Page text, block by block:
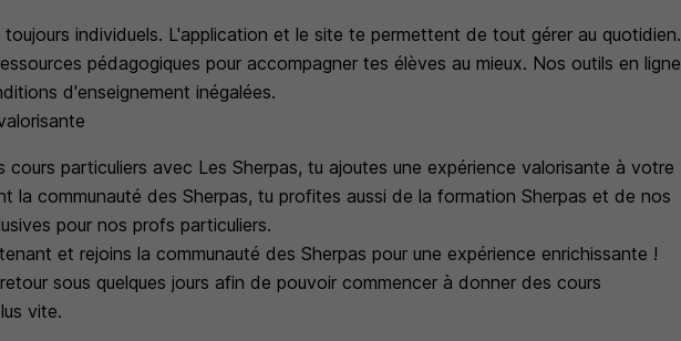
individuels. L'application et le site te permettent de tout gérer au quotidien.
pédagogiques pour accompagner tes élèves au mieux. Nos outils en ligne
d'enseignement inégalées.
cours particuliers avec Les Sherpas, tu ajoutes une expérience valorisante à votre
la communauté des Sherpas, tu profites aussi de la formation Sherpas et de nos
pour nos profs particuliers.
et rejoins la communauté des Sherpas pour une expérience enrichissante !
sous quelques jours afin de pouvoir commencer à donner des cours
vite.